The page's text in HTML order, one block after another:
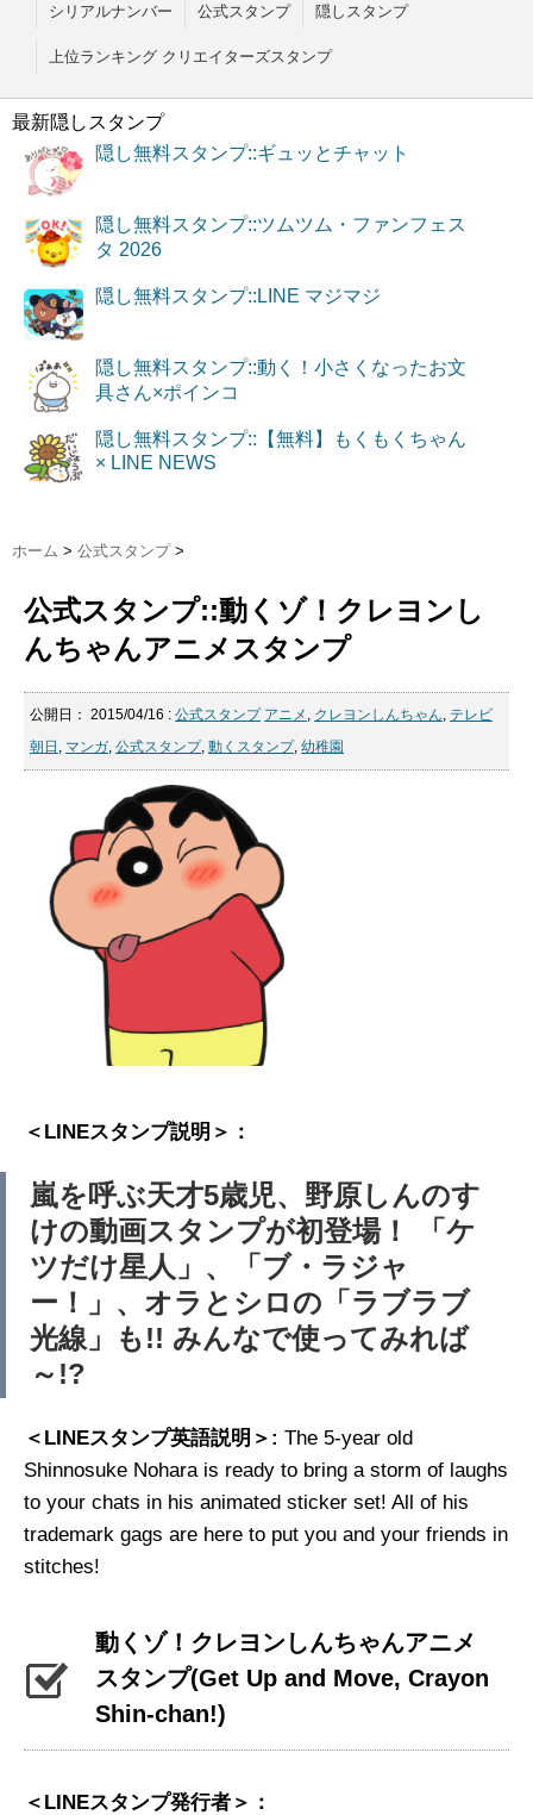
シリアルナンバー 公式スタンプ 隠しスタンプ
上位ランキング クリエイターズスタンプ
最新隠しスタンプ
隠し無料スタンプ::ギュッとチャット
隠し無料スタンプ::ツムツム・ファンフェス
タ 2026
隠し無料スタンプ::LINE マジマジ
隠し無料スタンプ::動く！小さくなったお文
具さん×ポインコ
隠し無料スタンプ::【無料】もくもくちゃん
× LINE NEWS
ホーム > 公式スタンプ >
公式スタンプ::動くゾ！クレヨンし
んちゃんアニメスタンプ
公開日： 2015/04/16 : 公式スタンプ アニメ , クレヨンしんちゃん, テレビ
朝日 , マンガ, 公式スタンプ, 動くスタンプ, 幼稚園
＜LINEスタンプ説明＞：
嵐を呼ぶ天才5歳児、野原しんのす
けの動画スタンプが初登場！ 「ケ
ツだけ星人」、「ブ・ラジャ
ー！」、オラとシロの「ラブラブ
光線」も!! みんなで使ってみれば
～!?
＜LINEスタンプ英語説明＞: The 5-year old
Shinnosuke Nohara is ready to bring a storm of laughs
to your chats in his animated sticker set! All of his
trademark gags are here to put you and your friends in
stitches!
動くゾ！クレヨンしんちゃんアニメ
スタンプ(Get Up and Move, Crayon
Shin-chan!)
＜LINEスタンプ発行者＞：